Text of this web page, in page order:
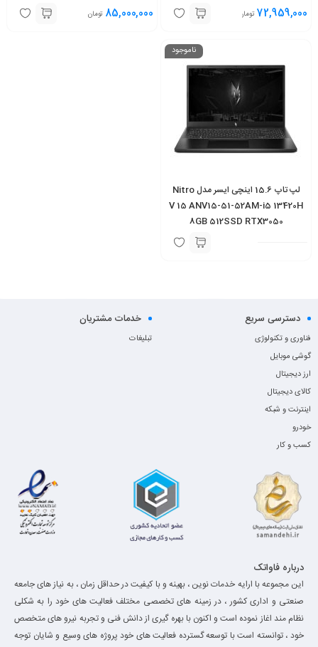
72,959,000 تومان
RTX4060 85,000,000 تومان
ناموجود
لپ تاپ 15.6 اینچی ایسر مدل Nitro
V 15 ANV15-51-52AM-i5 13420H
8GB 512SSD RTX3050
دسترسی سریع
فناوری و تکنولوژی
گوشی موبایل
ارز دیجیتال
کالای دیجیتال
اینترنت و شبکه
خودرو
کسب و کار
خدمات مشتریان
تبلیغات
درباره فاواتک
این مجموعه با ارایه خدمات نوین ، بهینه و با کیفیت در حداقل زمان ، به نیاز های جامعه
صنعتی و اداری کشور ، در زمینه های تخصصی مختلف فعالیت های خود را به شکلی
نظام مند اغاز نموده است و اکنون با بهره گیری از دانش فنی و تجربه نیرو های متخصص
خود ، توانسته است با توسعه گسترده فعالیت های خود پروژه های وسیع و شایان توجه